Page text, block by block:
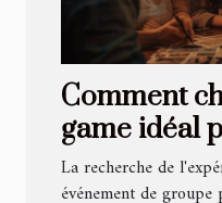
Comment
game idéal
prochain
groupe
La recherche de
événement de